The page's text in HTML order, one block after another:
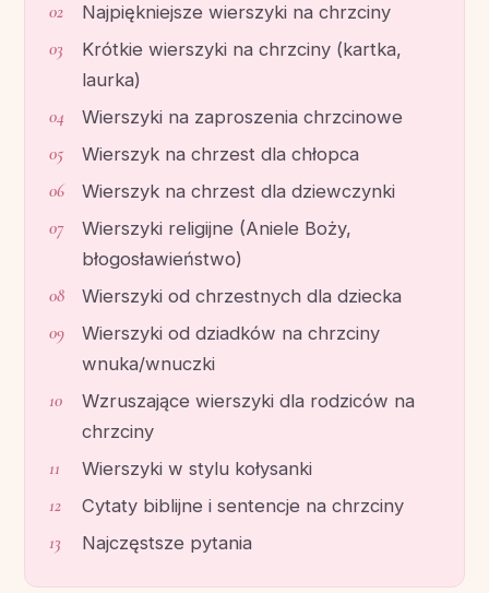
Najpiękniejsze wierszyki na chrzciny
Krótkie wierszyki na chrzciny (kartka,
laurka)
Wierszyki na zaproszenia chrzcinowe
Wierszyk na chrzest dla chłopca
Wierszyk na chrzest dla dziewczynki
Wierszyki religijne (Aniele Boży,
błogosławieństwo)
Wierszyki od chrzestnych dla dziecka
Wierszyki od dziadków na chrzciny
wnuka/wnuczki
Wzruszające wierszyki dla rodziców na
chrzciny
Wierszyki w stylu kołysanki
Cytaty biblijne i sentencje na chrzciny
Najczęstsze pytania